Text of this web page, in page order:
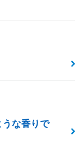
な香りで